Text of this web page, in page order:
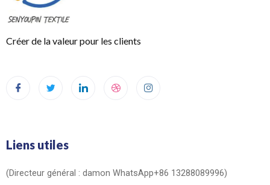
Créer de la valeur pour les clients
Liens utiles
(Directeur général : damon WhatsApp+86 13288089996)